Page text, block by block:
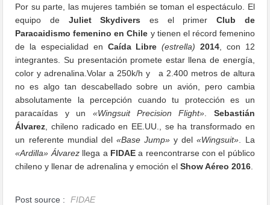
Por su parte, las mujeres también se toman el espectáculo. El
equipo de Juliet Skydivers es el primer Club de
Paracaidismo femenino en Chile y tienen el récord femenino
de la especialidad en Caída Libre (estrella) 2014, con 12
integrantes. Su presentación promete estar llena de energía,
color y adrenalina.Volar a 250k/h y a 2.400 metros de altura
no es algo tan descabellado sobre un avión, pero cambia
absolutamente la percepción cuando tu protección es un
paracaídas y un «Wingsuit Precision Flight»
Sebastián
Álvarez , chileno radicado en EE.UU., se ha transformado en
un referente mundial del «Base Jump» y del«Wingsuit» . La
«Ardilla» Álvarezllega a FIDAEa reencontrarse con el público
chileno y llenar de adrenalina y emoción el Show Aéreo 2016
Post source : FIDAE